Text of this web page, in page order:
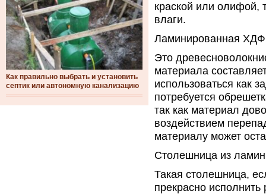
Как правильно выбрать и установить
септик или автономную канализацию
краской или олифой,
влаги.
Ламинированная ХДФ
Это
материала
использоваться как
потребуется
так как материал
воздействием
материалу может
Столешница из
Такая столешница,
прекрасно